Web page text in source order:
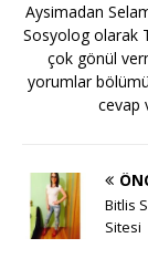
Aysimadan
Sosyolog olarak
çok gönül
yorumlar
cevap
Bitlis
Sitesi